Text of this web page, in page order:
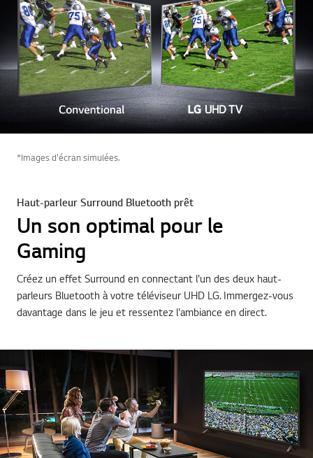
*Images d'écran simulées.
Haut-parleur Surround Bluetooth prêt
Un son optimal pour le
Gaming
Créez un effet Surround en connectant l'un des deux haut-
parleurs Bluetooth à votre téléviseur UHD LG. Immergez-vous
davantage dans le jeu et ressentez l'ambiance en direct.